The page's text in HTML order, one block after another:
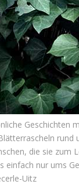
Geschichten
rund
die sie zum
einfach nur ums
Uitz